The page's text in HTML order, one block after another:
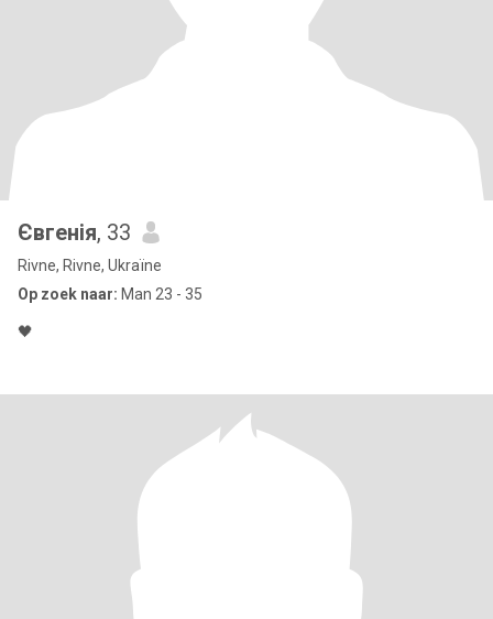
Євгенія, 33
Rivne, Rivne, Ukraïne
Op zoek naar: Man 23 - 35
🖤